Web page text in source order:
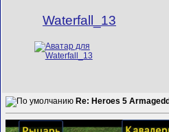
Waterfall_13
Re: Heroes 5